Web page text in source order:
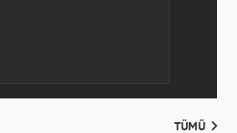
TÜMÜ